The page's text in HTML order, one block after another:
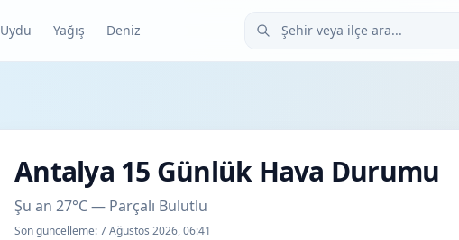
Uydu Yağış Deniz Şehir veya ilçe ara
Antalya 15 Günlük Hava Durumu
Şu an 27°C — Parçalı Bulutlu
Son güncelleme:7 Ağustos 2026, 06:41